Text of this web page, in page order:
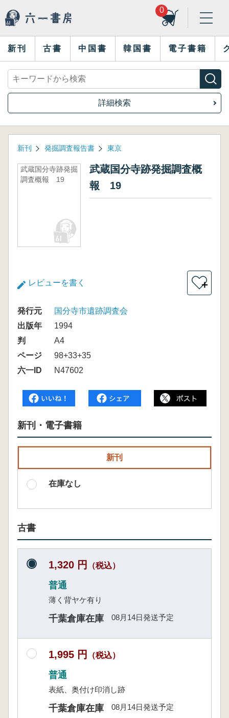
0
新刊 古書 中国書 韓国書 電子書籍
詳細検索
新刊 発掘調査報告書 東京
武蔵国分寺跡発掘
調査概報 19
武蔵国分寺跡発掘調査概
報 19
レビューを書く ＋
発行元
国分寺市遺跡調査会
出版年
1994
判
A4
ページ
98+33+35
六一ID
N47602
新刊・電子書籍
新刊
在庫なし
古書
1,320 円 （税込）
普通
薄く背ヤケ有り
千葉倉庫在庫 08月14日発送予定
1,995 円 （税込）
普通
表紙、奥付け印消し跡
千葉倉庫在庫 08月14日発送予定